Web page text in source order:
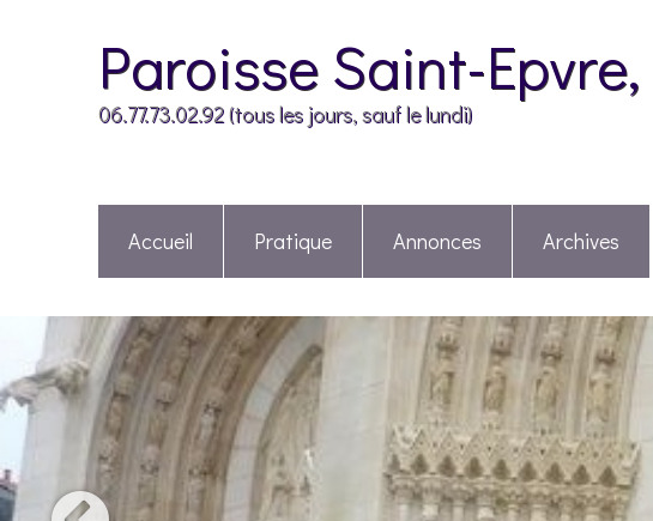
Paroisse Saint-
06.77.73.02.92 (tous les jours, sauf le lundi)
Accueil Pratique Annonces Archives